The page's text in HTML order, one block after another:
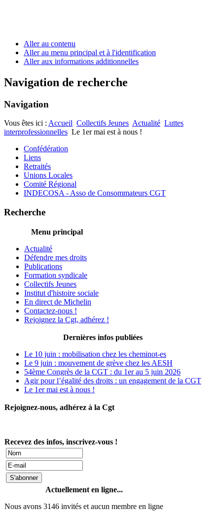
Aller au contenu
Aller au menu principal et à l'identification
Aller aux informations additionnelles
Navigation de recherche
Navigation
Vous êtes ici : Accueil Collectifs Jeunes Actualité Luttes
interprofessionnelles Le 1er mai est à nous !
Confédération
Liens
Retraités
Unions Locales
Comité Régional
INDECOSA - Asso de Consommateurs CGT
Recherche
Menu principal
Actualité
Défendre mes droits
Publications
Formation syndicale
Collectifs Jeunes
Institut d'histoire sociale
En direct de Michelin
Contactez-nous !
Rejoignez la Cgt, adhérez !
Dernières infos publiées
Le 10 juin : mobilisation chez les cheminot-es
Le 9 juin : mouvement de grève chez les AESH
54ème Congrès de la CGT : du 1er au 5 juin 2026
Agir pour l’égalité des droits : un engagement de la CGT
Le 1er mai est à nous !
Rejoignez-nous, adhérez à la Cgt
Recevez des infos, inscrivez-vous !
Actuellement en ligne...
Nous avons 3146 invités et aucun membre en ligne